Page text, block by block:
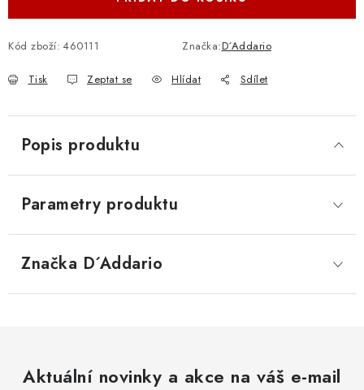
Kód zboží: 460111 Značka:D´Addario
Tisk Zeptat se Hlídat Sdílet
Popis produktu
Parametry produktu
Značka D´Addario
Aktuální novinky a akce na váš e-mail